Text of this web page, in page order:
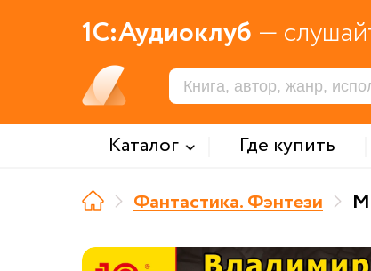
1С:Аудиоклуб —
Каталог Где купить
Фантастика. Фэнтези